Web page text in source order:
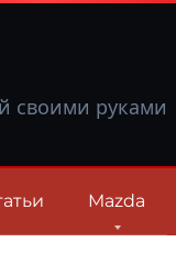
своими руками
Mazda